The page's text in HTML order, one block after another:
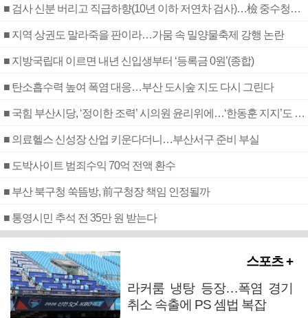
■ 검사 신분 버리고 직급하향(10년 이하 저연차 검사)…檢 중수청행 기피
■ 지역 상권도 말라죽을 판이라…가뭄 속 밀양물축제 강행 논란
■ 지방국립대 이르면 내년 신입생부터 ‘등록금 0원’(종합)
■ 탄소흡수력 높여 폭염 대응…부산 도시숲 지도 다시 그린다
■ 국힘 부산시당, ‘정이한 조력’ 시의원 윤리위에…‘한동훈 지지’도 신고접수
■ 의료헬스 신성장 산업 키운다더니…부산서구 준비 부실
■ 도박사이트 범죄수익 70억 전액 환수
■ 부산 북구청 쑥뜸방, 前구청장 책임 인정될까
■ 통영시민 추석 전 35만 원 받는다
스포츠 +
라커룸 냉탕 등장…폭염 경기
취소 속출에 PS 셈법 복잡